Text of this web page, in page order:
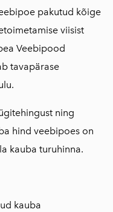
pakutud kõige
viisist
Veebipood
tavapärase
ning
hind veebipoes on
kauba turuhinna.
kauba